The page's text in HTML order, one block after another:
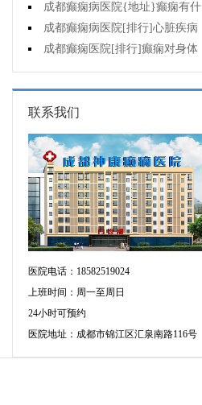
轻人危害有多大?
成都癫痫病医院{地址}癫痫有什
么共患病呢?
成都癫痫病医院[排行]心脏疾病
会导致癫痫吗?
成都癫痫医院[排行]癫痫对身体
会有影响吗?
联系我们
医院电话：18582519024
上班时间：周一至周日
24小时可预约
医院地址：成都市锦江区汇泉南路116号